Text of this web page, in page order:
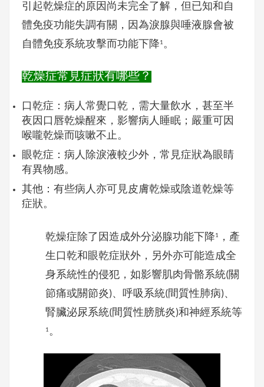
引起乾燥症的原因尚未完全了解，但已知和自
體免疫功能失調有關，因為淚腺與唾液腺會被
自體免疫系統攻擊而功能下降1。
乾燥症常見症狀有哪些？
口乾症：病人常覺口乾，需大量飲水，甚至半
夜因口唇乾燥醒來，影響病人睡眠；嚴重可因
喉嚨乾燥而咳嗽不止。
眼乾症：病人除淚液較少外，常見症狀為眼睛
有異物感。
其他：有些病人亦可見皮膚乾燥或陰道乾燥等
症狀。
乾燥症除了因造成外分泌腺功能下降1
，產
生口乾和眼乾症狀外，另外亦可能造成全
身系統性的侵犯，如影響肌肉骨骼系統(關
節痛或關節炎)、呼吸系統(間質性肺病)、
腎臟泌尿系統(間質性膀胱炎)和神經系統等
1。